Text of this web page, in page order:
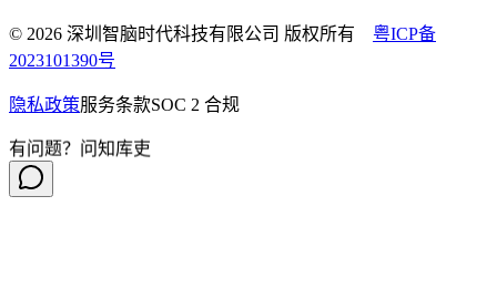
© 2026 深圳智脑时代科技有限公司 版权所有 粤ICP备
2023101390号
隐私政策服务条款SOC 2 合规
有问题？问知库吏